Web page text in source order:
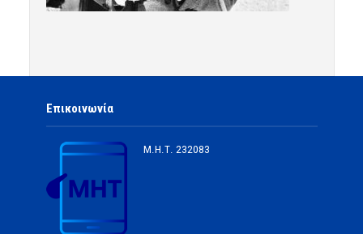
Επικοινωνία
Μ.Η.Τ. 232083